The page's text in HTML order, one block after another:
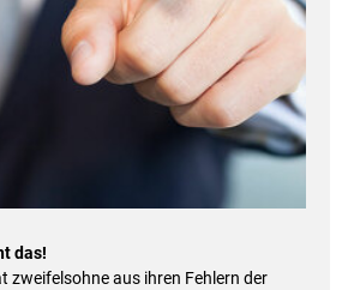
das!
zweifelsohne aus ihren Fehlern der